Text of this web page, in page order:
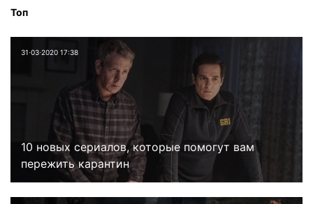
Топ
31⋅03⋅2020 17:38
10 новых сериалов, которые помогут вам
пережить карантин